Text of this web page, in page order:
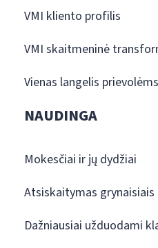
VMI kliento profilis
VMI skaitmeninė
Vienas langelis
NAUDINGA
Mokesčiai ir jų dydžiai
Atsiskaitymas grynaisiais
Dažniausiai užduodami